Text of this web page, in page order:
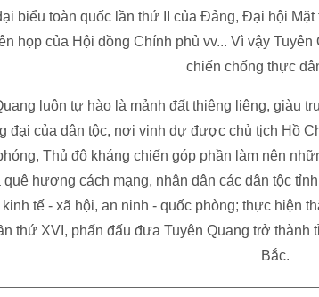
biểu toàn quốc lần thứ II của Đảng, Đại hội Mặt
họp của Hội đồng Chính phủ vv... Vì vậy
chiến chống thực
luôn tự hào là mảnh đất thiêng liêng, giàu
đại của dân tộc, nơi vinh dự được chủ tịch Hồ
Thủ đô kháng chiến góp phần làm nên
quê hương cách mạng, nhân dân các dân tộc
tế - xã hội, an ninh - quốc phòng; thực hiện
thứ XVI, phấn đấu đưa Tuyên Quang trở thành
Bắc.